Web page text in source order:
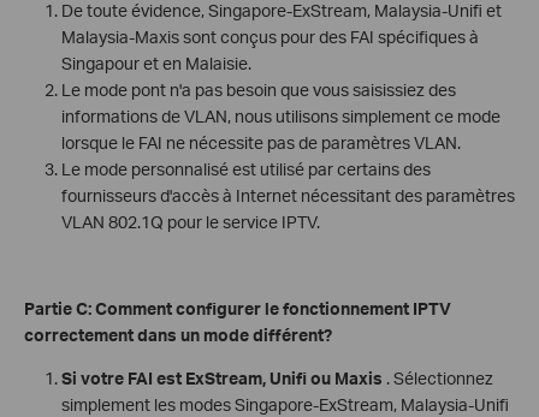
De toute évidence, Singapore-ExStream, Malaysia-Unifi et
Malaysia-Maxis sont conçus pour des FAI spécifiques à
Singapour et en Malaisie.
Le mode pont n'a pas besoin que vous saisissiez des
informations de VLAN, nous utilisons simplement ce mode
lorsque le FAI ne nécessite pas de paramètres VLAN.
Le mode personnalisé est utilisé par certains des
fournisseurs d'accès à Internet nécessitant des paramètres
VLAN 802.1Q pour le service IPTV.
Partie C: Comment configurer le fonctionnement IPTV
correctement dans un mode différent?
Si votre FAI est ExStream, Unifi ou Maxis . Sélectionnez
simplement les modes Singapore-ExStream, Malaysia-Unifi